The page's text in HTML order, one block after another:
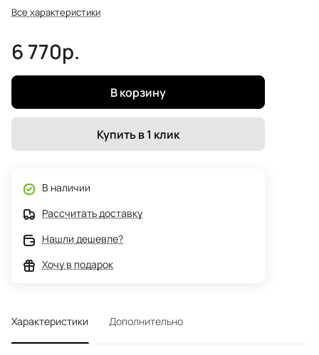
Все характеристики
6 770р.
В корзину
Купить в 1 клик
В наличии
Рассчитать доставку
Нашли дешевле?
Хочу в подарок
Характеристики Дополнительно